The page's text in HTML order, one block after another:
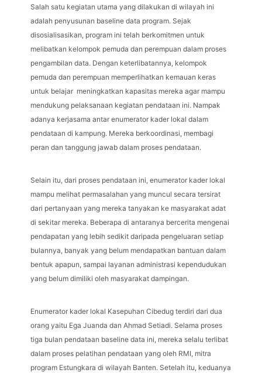
Salah satu kegiatan utama yang dilakukan di wilayah ini
adalah penyusunan baseline data program. Sejak
disosialisasikan, program ini telah berkomitmen untuk
melibatkan kelompok pemuda dan perempuan dalam proses
pengambilan data. Dengan keterlibatannya, kelompok
pemuda dan perempuan memperlihatkan kemauan keras
untuk belajar meningkatkan kapasitas mereka agar mampu
mendukung pelaksanaan kegiatan pendataan ini. Nampak
adanya kerjasama antar enumerator kader lokal dalam
pendataan di kampung. Mereka berkoordinasi, membagi
peran dan tanggung jawab dalam proses pendataan.
Selain itu, dari proses pendataan ini, enumerator kader lokal
mampu melihat permasalahan yang muncul secara tersirat
dari pertanyaan yang mereka tanyakan ke masyarakat adat
di sekitar mereka. Beberapa di antaranya bercerita mengenai
pendapatan yang lebih sedikit daripada pengeluaran setiap
bulannya, banyak yang belum mendapatkan bantuan dalam
bentuk apapun, sampai layanan administrasi kependudukan
yang belum dimiliki oleh masyarakat dampingan.
Enumerator kader lokal Kasepuhan Cibedug terdiri dari dua
orang yaitu Ega Juanda dan Ahmad Setiadi. Selama proses
tiga bulan pendataan baseline data ini, mereka selalu terlibat
dalam proses pelatihan pendataan yang oleh RMI, mitra
program Estungkara di wilayah Banten. Setelah itu, keduanya